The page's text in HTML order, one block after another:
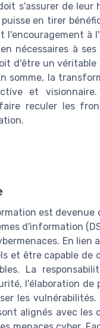
s'assurer de leur
en tirer
l'encouragement à
nécessaires à ses
d'être un
somme, la
et
reculer les
est devenue
d'information
En lien
et être capable de
La
l'élaboration de
les
alignés avec